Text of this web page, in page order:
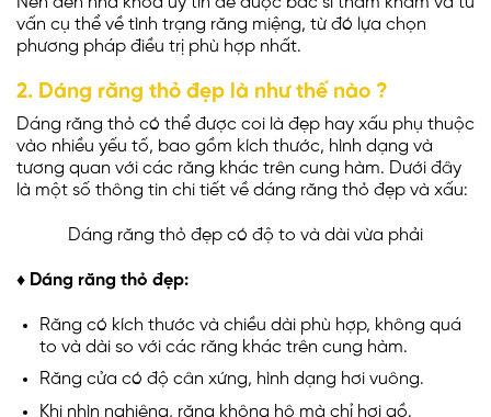
vấn cụ thể về tình trạng răng miệng, từ đó lựa chọn
phương pháp điều trị phù hợp nhất.
2. Dáng răng thỏ đẹp là như thế nào ?
Dáng răng thỏ có thể được coi là đẹp hay xấu phụ thuộc
vào nhiều yếu tố, bao gồm kích thước, hình dạng và
tương quan với các răng khác trên cung hàm. Dưới đây
là một số thông tin chi tiết về dáng răng thỏ đẹp và xấu:
Dáng răng thỏ đẹp có độ to và dài vừa phải
♦ Dáng răng thỏ đẹp:
Răng có kích thước và chiều dài phù hợp, không quá
to và dài so với các răng khác trên cung hàm.
Răng cửa có độ cân xứng, hình dạng hơi vuông.
Khi nhìn nghiêng, răng không hô mà chỉ hơi gồ.